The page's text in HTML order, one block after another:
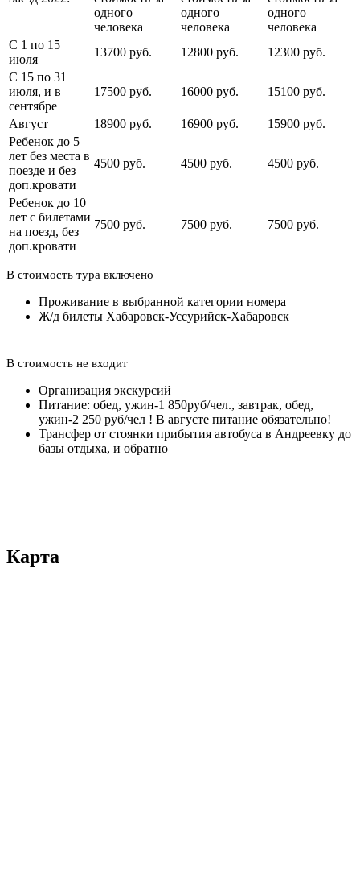
одного
человека
одного
человека
одного
человека
С 1 по 15
июля
13700 руб. 12800 руб.
12300 руб.
С 15 по 31
июля, и в
сентябре
17500 руб. 16000 руб. 15100 руб.
Август 18900 руб. 16900 руб.
15900 руб.
Ребенок до 5
лет без места в
поезде и без
доп.кровати
4500 руб. 4500 руб. 4500 руб.
Ребенок до 10
лет с билетами
на поезд, без
доп.кровати
7500 руб. 7500 руб. 7500 руб.
В стоимость тура включено
Проживание в выбранной категории номера
Ж/д билеты Хабаровск-Уссурийск-Хабаровск
В стоимость не входит
Организация экскурсий
Питание: обед, ужин-1 850руб/чел., завтрак, обед,
ужин-2 250 руб/чел ! В августе питание обязательно!
Трансфер от стоянки прибытия автобуса в Андреевку до
базы отдыха, и обратно
Карта